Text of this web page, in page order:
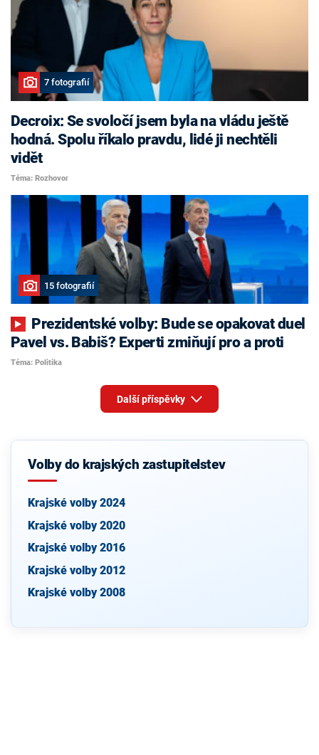
7 fotografií
Decroix: Se svoločí jsem byla na vládu ještě
hodná. Spolu říkalo pravdu, lidé ji nechtěli
vidět
Téma: Rozhovor
15 fotografií
Pavel vs. Babiš? Experti zmiňují pro a proti
Téma: Politika
Další příspěvky
Volby do krajských zastupitelstev
Krajské volby 2024
Krajské volby 2020
Krajské volby 2016
Krajské volby 2012
Krajské volby 2008